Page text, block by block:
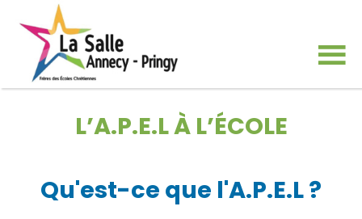
L’A.P.E.L À L’ÉCOLE
Qu'est-ce que l'A.P.E.L ?